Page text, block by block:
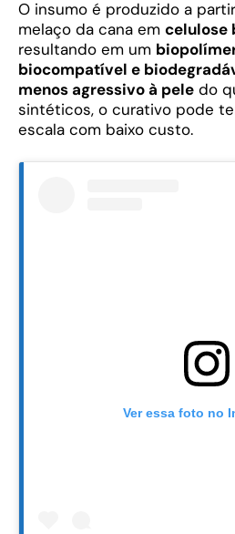
O insumo é produzido a
melaço da cana em celulose
resultando em um
biocompatível e
menos agressivo à pele do
sintéticos, o curativo pode
escala com baixo custo.
Ver essa foto no